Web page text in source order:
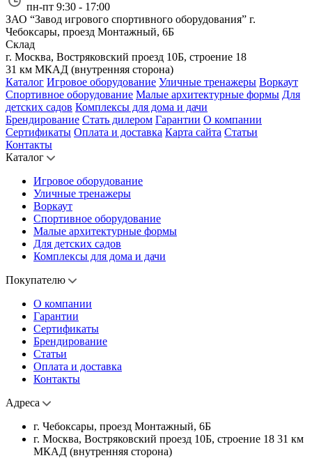
пн-пт 9:30 - 17:00
ЗАО “Завод игрового спортивного оборудования” г.
Чебоксары, проезд Монтажный, 6Б
Склад
г. Москва, Востряковский проезд 10Б, строение 18
31 км МКАД (внутренняя сторона)
Каталог Игровое оборудование Уличные тренажеры Воркаут
Спортивное оборудование Малые архитектурные формы Для
детских садов Комплексы для дома и дачи
Брендирование Стать дилером Гарантии О компании
Сертификаты Оплата и доставка Карта сайта Статьи
Контакты
Каталог
Игровое оборудование
Уличные тренажеры
Воркаут
Спортивное оборудование
Малые архитектурные формы
Для детских садов
Комплексы для дома и дачи
Покупателю
О компании
Гарантии
Сертификаты
Брендирование
Статьи
Оплата и доставка
Контакты
Адреса
г. Чебоксары, проезд Монтажный, 6Б
г. Москва, Востряковский проезд 10Б, строение 18 31 км
МКАД (внутренняя сторона)